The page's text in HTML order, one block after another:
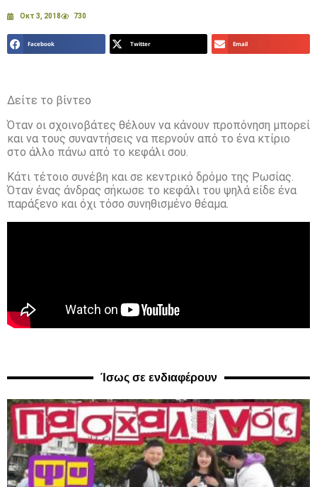
Οκτ 3, 2018 730
Facebook Twitter Email
Δείτε το βίντεο
Όταν οι σχοινοβάτες θέλουν να κάνουν προπόνηση μπορεί
και να τους συναντήσεις να περνούν από το ένα κτίριο
στο άλλο πάνω από το κεφάλι σου.
Κάτι τέτοιο συνέβη και σε κεντρικό δρόμο της Ρωσίας.
Όταν ένας άνδρας σήκωσε το κεφάλι του ψηλά είδε ένα
παράξενο και όχι τόσο συνηθισμένο θέαμα.
Ίσως σε ενδιαφέρουν